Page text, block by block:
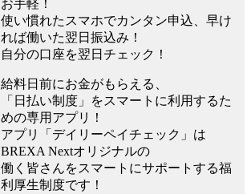
お手軽！
使い慣れたスマホでカンタン申込、早け
れば働いた翌日振込み！
自分の口座を翌日チェック！
給料日前にお金がもらえる、
「日払い制度」をスマートに利用するた
めの専用アプリ！
アプリ「デイリーペイチェック」は
BREXA Nextオリジナルの
働く皆さんをスマートにサポートする福
利厚生制度です！